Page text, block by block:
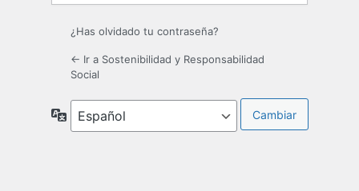
¿Has olvidado tu contraseña?
← Ir a Sostenibilidad y Responsabilidad
Social
Idioma